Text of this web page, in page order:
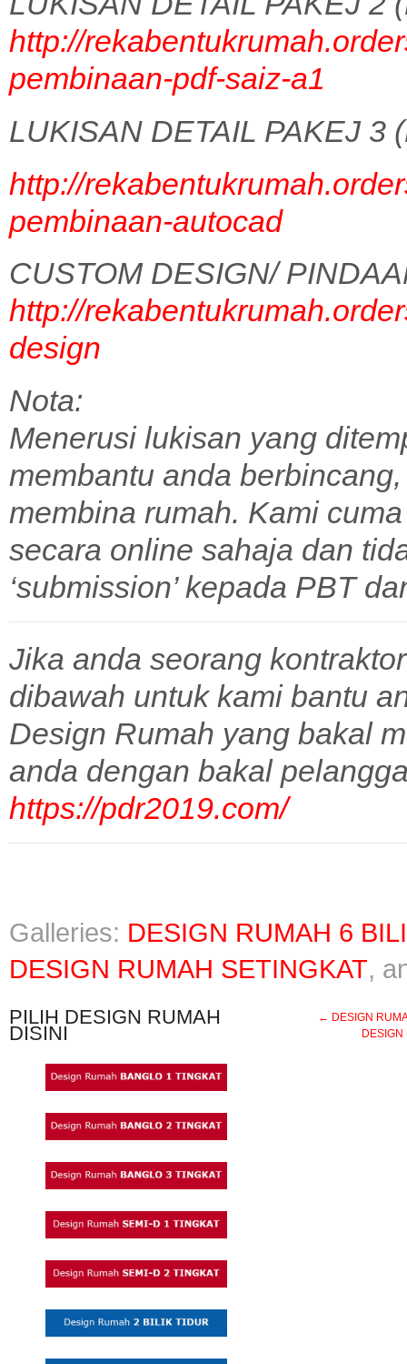
http://
pembinaan-pdf-saiz-a1
LUKISAN DETAIL PAKEJ 3
http://
pembinaan-autocad
CUSTOM DESIGN/
http://
design
Nota:
Menerusi lukisan yang
membantu anda
membina rumah. Kami
secara online sahaja dan
‘submission’ kepada PBT
Jika anda seorang
dibawah untuk kami bantu
Design Rumah yang bakal
anda dengan bakal
https://pdr2019.com/
Galleries: DESIGN RUMAH 6
DESIGN RUMAH SETINGKAT,
← DESIGN
DESIGN
PILIH DESIGN RUMAH
DISINI